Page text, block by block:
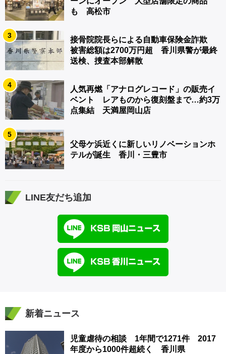
も 高松市
3
接骨院院長らによる自動車保険金詐欺
被害総額は2700万円超 香川県警が最終
送検、捜査本部解散
4
人気再燃「アナログレコード」の販売イ
ベント レアものから復刻盤まで…約3万
点集結 天満屋岡山店
5
父母ケ浜近くに新しいリノベーションホ
テルが誕生 香川・三豊市
LINE友だち追加
新着ニュース
児童虐待の相談 1年間で1271件 2017
年度から1000件超続く 香川県